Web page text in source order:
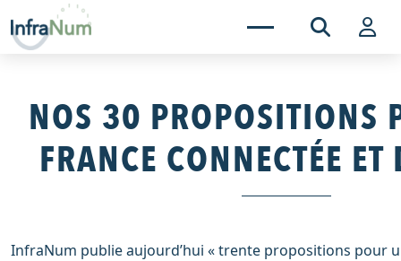
NOS 30 PROPOSITIONS
FRANCE CONNECTÉE
InfraNum publie aujourd’hui « trente propositions pour